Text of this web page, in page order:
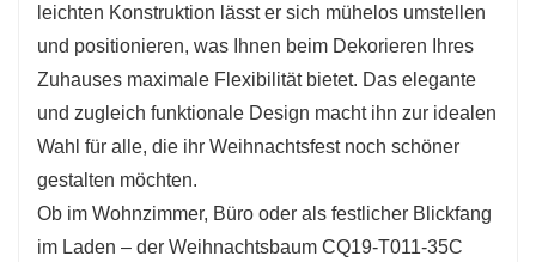
leichten Konstruktion lässt er sich mühelos umstellen
und positionieren, was Ihnen beim Dekorieren Ihres
Zuhauses maximale Flexibilität bietet. Das elegante
und zugleich funktionale Design macht ihn zur idealen
Wahl für alle, die ihr Weihnachtsfest noch schöner
gestalten möchten.
Ob im Wohnzimmer, Büro oder als festlicher Blickfang
im Laden – der Weihnachtsbaum CQ19-T011-35C